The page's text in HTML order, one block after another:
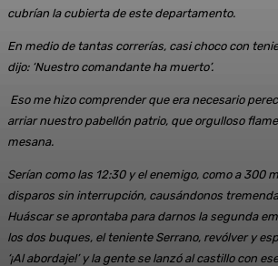
cubrían la cubierta de este departamento.
En medio de tantas correrías, casi choco con
dijo: ‘Nuestro comandante ha muerto’.
Eso me hizo comprender que era necesario
arriar nuestro pabellón patrio, que orgulloso
mesana.
Serían como las 12:30 y el enemigo, como a 300
disparos sin interrupción, causándonos
Huáscar se aprontaba para darnos la segunda
los dos buques, el teniente Serrano, revólver y
‘¡Al abordaje!’ y la gente se lanzó al castillo con